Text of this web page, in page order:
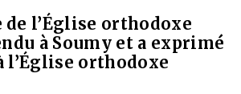
de l’Église orthodoxe
à Soumy et a exprimé
l’Église orthodoxe